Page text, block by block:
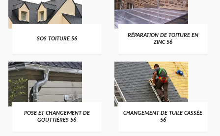
>
SOS TOITURE 56 >
RÉPARATION DE TOITURE EN
ZINC 56
>
POSE ET CHANGEMENT DE
GOUTTIÈRES 56
>
CHANGEMENT DE TUILE CASSÉE
56